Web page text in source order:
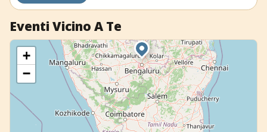
Eventi Vicino A Te
+
−